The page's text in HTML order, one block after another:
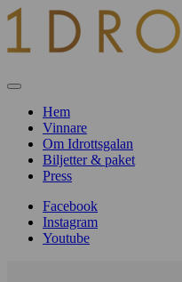
Hem
Vinnare
Om Idrottsgalan
Biljetter & paket
Press
Facebook
Instagram
Youtube